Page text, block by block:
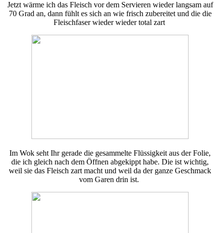
Jetzt wärme ich das Fleisch vor dem Servieren wieder langsam auf
70 Grad an, dann fühlt es sich an wie frisch zubereitet und die die
Fleischfaser wieder wieder total zart
Im Wok seht Ihr gerade die gesammelte Flüssigkeit aus der Folie,
die ich gleich nach dem Öffnen abgekippt habe. Die ist wichtig,
weil sie das Fleisch zart macht und weil da der ganze Geschmack
vom Garen drin ist.